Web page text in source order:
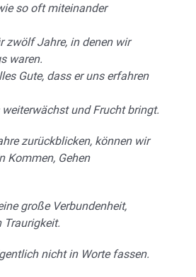
so oft miteinander
zwölf Jahre, in denen wir
waren.
Gute, dass er uns erfahren
und Frucht bringt.
zurückblicken, können wir
Kommen, Gehen
große Verbundenheit,
Traurigkeit.
nicht in Worte fassen.